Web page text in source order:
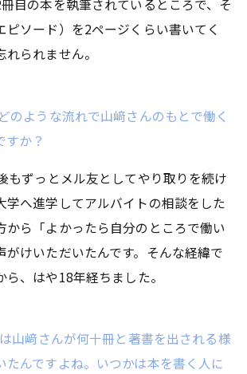
目の本を執筆されているところで、そ
ピソード）を2ページくらい書いてく
られません。
のような流れで山﨑さんのもとで働く
すか？
もずっとメル友としてやり取りを続け
学へ進学してアルバイトの相談をした
から「よかったら自分のところで働い
がけいただいたんです。そんな経緯で
、はや18年経ちました。
山﨑さんが何十冊と著書を出される様
たんですよね。いつかは本を書く人に